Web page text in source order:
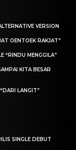
VERSION
OENTOEK RAKJAT”
“RINDU MENGGILA”
KITA BESAR
LANGIT”
SINGLE DEBUT